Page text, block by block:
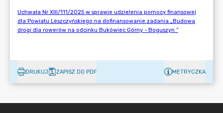
DRUKUJ ZAPISZ DO PDF METRYCZKA